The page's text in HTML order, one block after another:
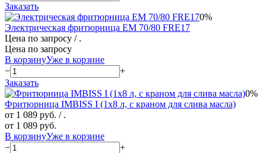
Заказать
0%
Электрическая фритюрница EM 70/80 FRE17
Цена по запросу / .
Цена по запросу
В корзинуУже в корзине
−
+
Заказать
0%
Фритюрница IMBISS I (1х8 л, с краном для слива масла)
от 1 089 руб. / .
от 1 089 руб.
В корзинуУже в корзине
−
+